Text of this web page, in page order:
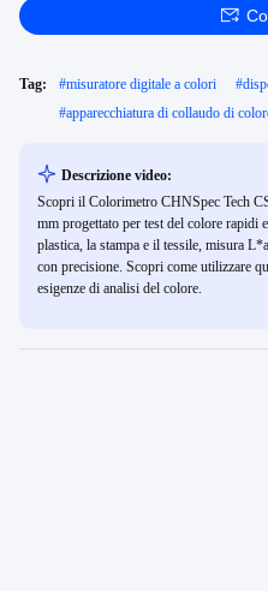
Tag: #misuratore digitale a colori #
#apparecchiatura di collaudo di
Descrizione video:
Scopri il Colorimetro CHNSpec Tech
mm progettato per test del colore rapidi
plastica, la stampa e il tessile, misura
con precisione. Scopri come utilizzare
esigenze di analisi del colore.